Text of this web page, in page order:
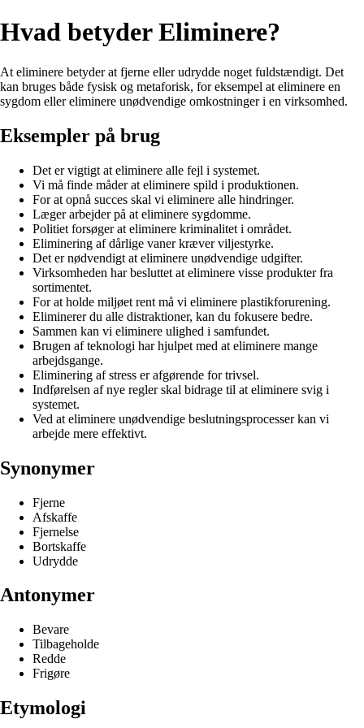
Hvad betyder Eliminere?
At eliminere betyder at fjerne eller udrydde noget fuldstændigt. Det
kan bruges både fysisk og metaforisk, for eksempel at eliminere en
sygdom eller eliminere unødvendige omkostninger i en virksomhed.
Eksempler på brug
Det er vigtigt at eliminere alle fejl i systemet.
Vi må finde måder at eliminere spild i produktionen.
For at opnå succes skal vi eliminere alle hindringer.
Læger arbejder på at eliminere sygdomme.
Politiet forsøger at eliminere kriminalitet i området.
Eliminering af dårlige vaner kræver viljestyrke.
Det er nødvendigt at eliminere unødvendige udgifter.
Virksomheden har besluttet at eliminere visse produkter fra
sortimentet.
For at holde miljøet rent må vi eliminere plastikforurening.
Eliminerer du alle distraktioner, kan du fokusere bedre.
Sammen kan vi eliminere ulighed i samfundet.
Brugen af ​​teknologi har hjulpet med at eliminere mange
arbejdsgange.
Eliminering af stress er afgørende for trivsel.
Indførelsen af nye regler skal bidrage til at eliminere svig i
systemet.
Ved at eliminere unødvendige beslutningsprocesser kan vi
arbejde mere effektivt.
Synonymer
Fjerne
Afskaffe
Fjernelse
Bortskaffe
Udrydde
Antonymer
Bevare
Tilbageholde
Redde
Frigøre
Etymologi